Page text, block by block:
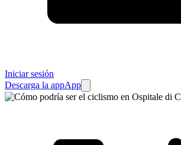
Iniciar sesión
Descarga la appApp